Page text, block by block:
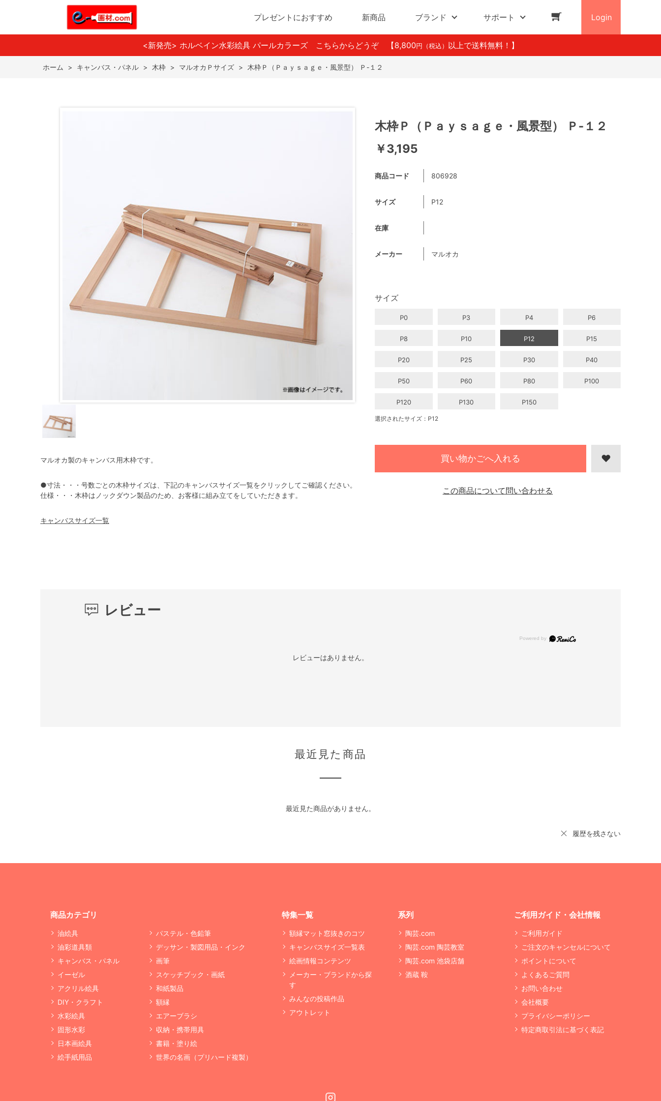
プレゼントにおすすめ 新商品 ブランド サポート Login
<新発売> ホルベイン水彩絵具 パールカラーズ こちらからどうぞ 【8,800 円（税込） 以上で送料無料！】
ホーム > キャンバス・パネル > 木枠 > マルオカＰサイズ > 木枠Ｐ（Ｐａｙｓａｇｅ・風景型） Ｐ-１２
マルオカ製のキャンバス用木枠です。
●寸法・・・号数ごとの木枠サイズは、下記のキャンバスサイズ一覧をクリックしてご確認ください。
仕様・・・木枠はノックダウン製品のため、お客様に組み立てをしていただきます。
キャンバスサイズ一覧
木枠Ｐ（Ｐａｙｓａｇｅ・風景型） Ｐ-１２
￥3,195
商品コード 806928
サイズ P12
在庫
メーカー マルオカ
サイズ
P0 P3 P4 P6
P8 P10 P12 P15
P20 P25 P30 P40
P50 P60 P80 P100
P120 P130 P150
選択されたサイズ：P12
買い物かごへ入れる
この商品について問い合わせる
レビュー
レビューはありません。
最近見た商品
最近見た商品がありません。
履歴を残さない
商品カテゴリ
油絵具
油彩道具類
キャンバス・パネル
イーゼル
アクリル絵具
DIY・クラフト
水彩絵具
固形水彩
日本画絵具
絵手紙用品
パステル・色鉛筆
デッサン・製図用品・インク
画筆
スケッチブック・画紙
和紙製品
額縁
エアーブラシ
収納・携帯用具
書籍・塗り絵
世界の名画（プリハード複製）
特集一覧
額縁マット窓抜きのコツ
キャンバスサイズ一覧表
絵画情報コンテンツ
メーカー・ブランドから探
す
みんなの投稿作品
アウトレット
系列
陶芸.com
陶芸.com 陶芸教室
陶芸.com 池袋店舗
酒蔵 鞍
ご利用ガイド・会社情報
ご利用ガイド
ご注文のキャンセルについて
ポイントについて
よくあるご質問
お問い合わせ
会社概要
プライバシーポリシー
特定商取引法に基づく表記